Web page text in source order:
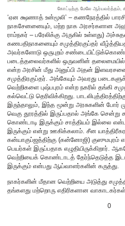
கோட்டிற்கு மேலே ஆர்யவர்த்தம்,
‘ஏன க்ஷணாத் உன்மூலி’ – கணநேரத்தில்
நாகசேனனையும், மற்ற நாக அரசர்களான
ராம்நகர் – பரேலிக்கு அருகில் உள்ளது)
கணபதிநாகனையும் சமுத்திரகுப்தர்
அவர்களோடு ஒருபுறம்
படைத்தலைவர்களில் ஒருவனின் தலைமையில்
என்ற அரசின் மீது அனுப்பி அதன்
சமுத்திரகுப்தர். அங்கேயும் அவரது
வெற்றிகளை புஷ்பபுரம் என்ற நகரில் தங்கி
கல்வெட்டு தெரிவிக்கிறது.
இருந்தாலும், இந்த மூன்று அரசுகளின் போர்
வெகு தூரத்தில் இருப்பதால் அங்கே சென்று
கொண்டாடி இருக்கும் சாத்தியம் இல்லை
இருக்கும் என்று ஊகிக்கலாம். சீன
கன்யாகுப்ஜத்திற்கு (கன்னோஜி) குஸுமபுரம்
பெயர்கள் இருப்பதாக எழுதியிருக்கிறார்.
வெற்றியைக் கொண்டாடத் தேர்ந்தெடுத்த
இருக்கும் என்பது ஆய்வாளர்களின் கருத்து.
நாகர்களின் மீதான வெற்றியை அடுத்து
தங்களது மற்றொரு எதிரிகளான வாகாடகர்கள்
0